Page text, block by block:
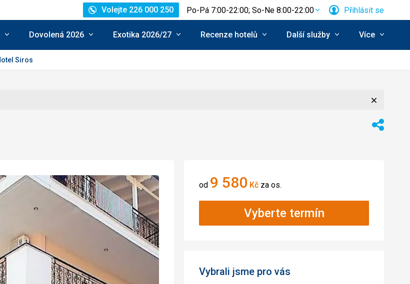
Volejte 226 000 250 Po-Pá 7:00-22:00; So-Ne 8:00-22:00 Přihlásit se
Dovolená 2026 Exotika 2026/27 Recenze hotelů Další služby Více
Siros
Sdílet
od 9 580 Kč za os.
Vyberte termín
Vybrali jsme pro vás